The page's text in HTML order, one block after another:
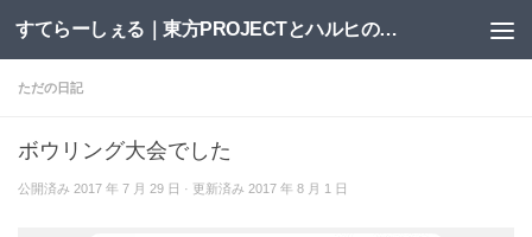
コンテンツへスキップ すてらーしぇる｜東方PROJECTとハルヒの二次創作サイト
ただの日記
ボウリング大会でした
公開済み 2017 年 7 月 29 日 · 更新済み 2017 年 8 月 1 日